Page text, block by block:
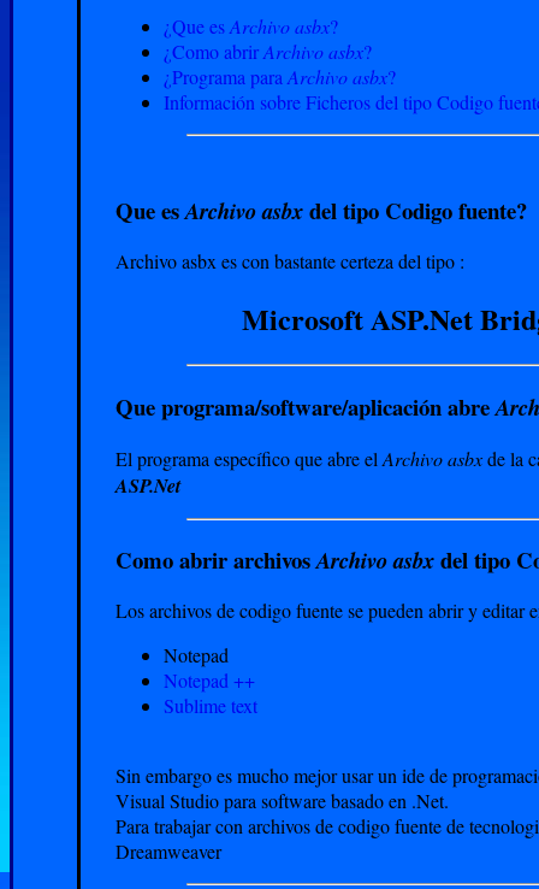
¿Que esArchivo asbx?
¿Como abrirArchivo asbx?
¿Programa para Archivo asbx?
Información sobre Ficheros del tipo Codigo
Que esArchivo asbxdel tipo Codigo fuente?
Archivo asbx es con bastante certeza del tipo :
Microsoft ASP.Net
Que programa/software/aplicación abre
El programa específico que abre el Archivo asbxde la
ASP.Net
Como abrir archivosArchivo asbxdel tipo
Los archivos de codigo fuente se pueden abrir y editar
Notepad
Notepad ++
Sublime text
Sin embargo es mucho mejor usar un ide de
Visual Studio para software basado en .Net.
Para trabajar con archivos de codigo fuente de
Dreamweaver